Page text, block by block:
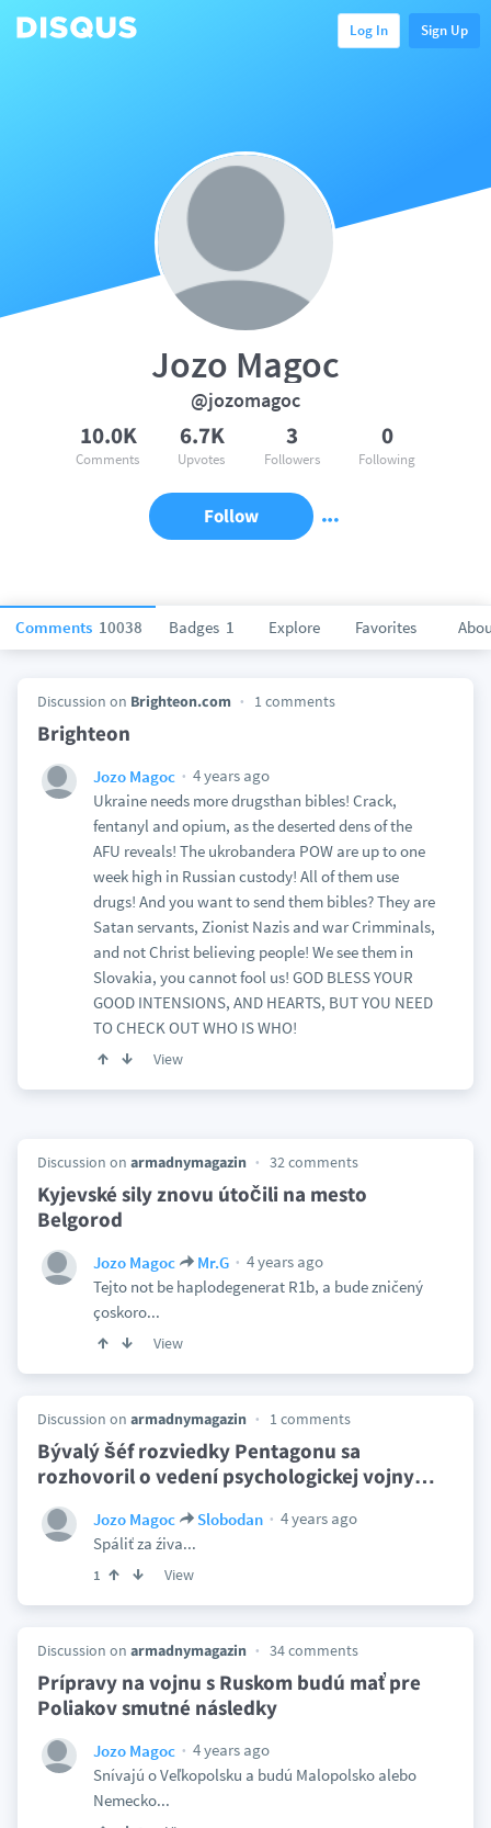
Log In Sign Up
Comments 10038 Badges 1 Explore Favorites
Jozo Magoc
@jozomagoc
10.0K
Comments
6.7K
Upvotes
3
Followers
0
Following
Follow
Discussion on Brighteon.com 1 comments
Brighteon
Jozo Magoc
4 years ago
Ukraine needs more drugsthan bibles! Crack,
fentanyl and opium, as the deserted dens of the
AFU reveals! The ukrobandera POW are up to one
week high in Russian custody! All of them use
drugs! And you want to send them bibles? They are
Satan servants, Zionist Nazis and war Crimminals,
and not Christ believing people! We see them in
Slovakia, you cannot fool us! GOD BLESS YOUR
GOOD INTENSIONS, AND HEARTS, BUT YOU NEED
TO CHECK OUT WHO IS WHO!
View
Discussion on armadnymagazin 32 comments
Kyjevské sily znovu útočili na mesto
Belgorod
Jozo Magoc Mr.G
4 years ago
Tejto not be haplodegenerat R1b, a bude zničený
çoskoro...
View
Discussion on armadnymagazin 1 comments
Bývalý šéf rozviedky Pentagonu sa
rozhovoril o vedení psychologickej vojny…
Jozo Magoc Slobodan
4 years ago
Spáliť za źiva...
1 View
Discussion on armadnymagazin 34 comments
Prípravy na vojnu s Ruskom budú mať pre
Poliakov smutné následky
Jozo Magoc
4 years ago
Snívajú o Veľkopolsku a budú Malopolsko alebo
Nemecko...